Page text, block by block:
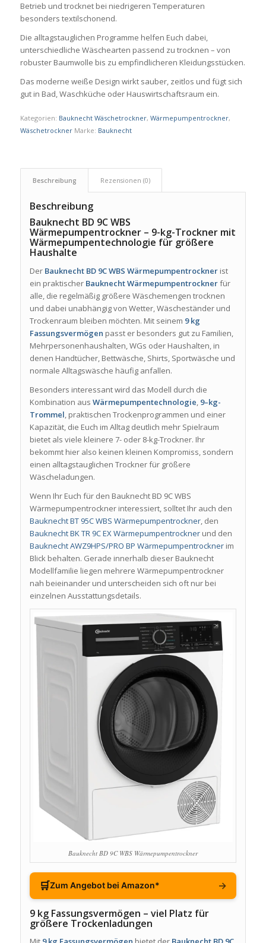
Betrieb und trocknet bei niedrigeren Temperaturen
besonders textilschonend.
Die alltagstauglichen Programme helfen Euch dabei,
unterschiedliche Wäschearten passend zu trocknen – von
robuster Baumwolle bis zu empfindlicheren Kleidungsstücken.
Das moderne weiße Design wirkt sauber, zeitlos und fügt sich
gut in Bad, Waschküche oder Hauswirtschaftsraum ein.
Kategorien: Bauknecht Wäschetrockner, Wärmepumpentrockner,
Wäschetrockner Marke: Bauknecht
Beschreibung Rezensionen (0)
Beschreibung
Bauknecht BD 9C WBS
Wärmepumpentrockner – 9-kg-Trockner mit
Wärmepumpentechnologie für größere
Haushalte
Der Bauknecht BD 9C WBS Wärmepumpentrocknerist
ein praktischer Bauknecht Wärmepumpentrocknerfür
alle, die regelmäßig größere Wäschemengen trocknen
und dabei unabhängig von Wetter, Wäscheständer und
Trockenraum bleiben möchten. Mit seinem 9 kg
Fassungsvermögen passt er besonders gut zu Familien,
Mehrpersonenhaushalten, WGs oder Haushalten, in
denen Handtücher, Bettwäsche, Shirts, Sportwäsche und
normale Alltagswäsche häufig anfallen.
Besonders interessant wird das Modell durch die
Kombination aus Wärmepumpentechnologie 9–kg-
Trommel , praktischen Trockenprogrammen und einer
Kapazität, die Euch im Alltag deutlich mehr Spielraum
bietet als viele kleinere 7- oder 8-kg-Trockner. Ihr
bekommt hier also keinen kleinen Kompromiss, sondern
einen alltagstauglichen Trockner für größere
Wäscheladungen.
Wenn Ihr Euch für den Bauknecht BD 9C WBS
Wärmepumpentrockner interessiert, solltet Ihr auch den
Bauknecht BT 95C WBS Wärmepumpentrockner, den
Bauknecht BK TR 9C EX Wärmepumpentrocknerund den
Bauknecht AWZ9HPS/PRO BP Wärmepumpentrocknerim
Blick behalten. Gerade innerhalb dieser Bauknecht
Modellfamilie liegen mehrere Wärmepumpentrockner
nah beieinander und unterscheiden sich oft nur bei
einzelnen Ausstattungsdetails.
Bauknecht BD 9C WBS Wärmepumpentrockner
🛒Zum Angebot bei Amazon* →
9 kg Fassungsvermögen – viel Platz für
größere Trockenladungen